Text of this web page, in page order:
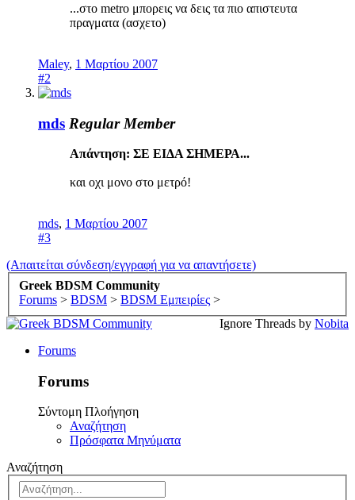
...στο metro μπορεις να δεις τα πιο απιστευτα
πραγματα (ασχετο)
Maley, 1 Μαρτίου 2007
#2
mds Regular Member
Απάντηση: ΣΕ ΕΙΔΑ ΣΗΜΕΡΑ...
και οχι μονο στο μετρό!
mds, 1 Μαρτίου 2007
#3
(Απαιτείται σύνδεση/εγγραφή για να απαντήσετε)
Greek BDSM Community
Forums > BDSM > BDSM Εμπειρίες >
Ignore Threads by Nobita
Forums
Forums
Σύντομη Πλοήγηση
Αναζήτηση
Πρόσφατα Μηνύματα
Αναζήτηση